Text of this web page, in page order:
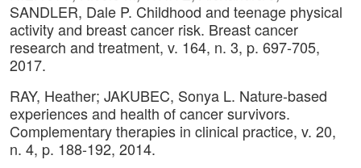
SANDLER, Dale P. Childhood and teenage physical
activity and breast cancer risk. Breast cancer
research and treatment, v. 164, n. 3, p. 697-705,
2017.
RAY, Heather; JAKUBEC, Sonya L. Nature-based
experiences and health of cancer survivors.
Complementary therapies in clinical practice, v. 20,
n. 4, p. 188-192, 2014.